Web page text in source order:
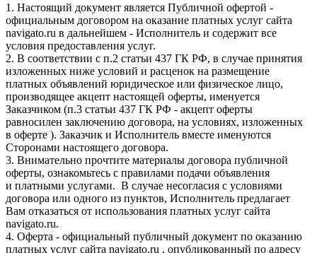
1. Настоящий документ является Публичной офертой -
официальным договором на оказание платных услуг сайта
navigato.ru в дальнейшем - Исполнитель и содержит все
условия предоставления услуг.
2. В соответствии с п.2 статьи 437 ГК РФ, в случае принятия
изложенных ниже условий и расценок на размещение
платных объявлений юридическое или физическое лицо,
производящее акцепт настоящей оферты, именуется
Заказчиком (п.3 статьи 437 ГК РФ - акцепт оферты
равносилен заключению договора, на условиях, изложенных
в оферте ). Заказчик и Исполнитель вместе именуются
Сторонами настоящего договора.
3. Внимательно прочтите материалы договора публичной
оферты, ознакомьтесь с правилами подачи объявления
и платными услугами. В случае несогласия с условиями
договора или одного из пунктов, Исполнитель предлагает
Вам отказаться от использования платных услуг сайта
navigato.ru.
4. Оферта - официальный публичный документ по оказанию
платных услуг сайта navigato.ru , опубликованный по адресу